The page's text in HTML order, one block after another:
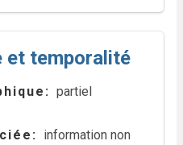
et temporalité
partiel
information non